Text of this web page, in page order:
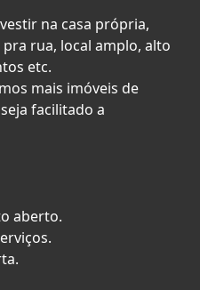
na casa própria,
rua, local amplo, alto
etc.
mais imóveis de
facilitado a
aberto.